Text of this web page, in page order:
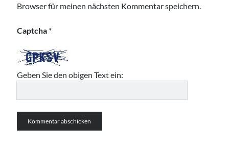
Browser für meinen nächsten Kommentar speichern.
Captcha *
Geben Sie den obigen Text ein: